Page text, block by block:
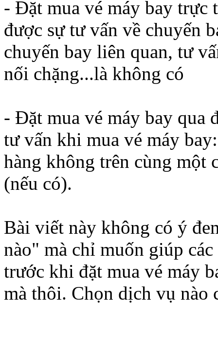
- Đặt mua vé máy bay trực
được sự tư vấn về chuyến
chuyến bay liên quan, tư
nối chặng...là không có
- Đặt mua vé máy bay qua
tư vấn khi mua vé máy
hàng không trên cùng một
(nếu có).
Bài viết này không có ý
nào" mà chỉ muốn giúp
trước khi đặt mua vé máy
mà thôi. Chọn dịch vụ nào